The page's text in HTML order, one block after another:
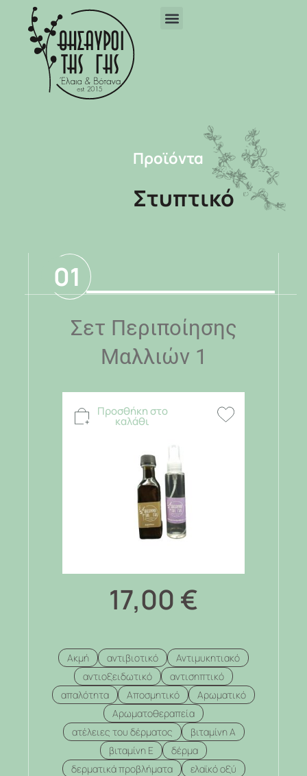
Προϊόντα
Στυπτικό
01
Σετ Περιποίησης
Μαλλιών 1
Προσθήκη στο
καλάθι
17,00 €
Ακμή αντιβιοτικό
Αντιμυκητιακό
αντιοξειδωτικό
αντισηπτικό
απαλότητα
Αποσμητικό
Αρωματικό
Αρωματοθεραπεία
ατέλειες του δέρματος
βιταμίνη Α
βιταμίνη Ε
δέρμα
δερματικά προβλήματα
ελαϊκό οξύ